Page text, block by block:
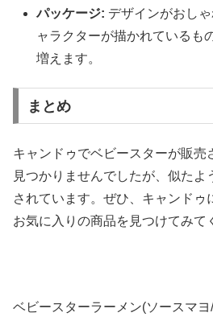
パッケージ: デザインがおし
ャラクターが描かれているも
増えます。
まとめ
キャンドゥでベビースターが販売
見つかりませんでしたが、似たよ
されています。ぜひ、キャンドゥ
お気に入りの商品を見つけてみて
ベビースターラーメン(ソースマ